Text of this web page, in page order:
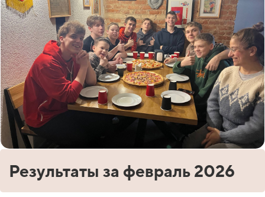
Результаты за февраль 2026